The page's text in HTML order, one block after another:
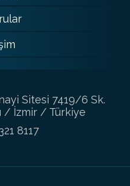
Sitesi 7419/6 Sk.
/ İzmir / Türkiye
8117